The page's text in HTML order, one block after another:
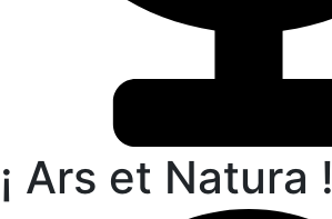
¡ Ars et Natura !